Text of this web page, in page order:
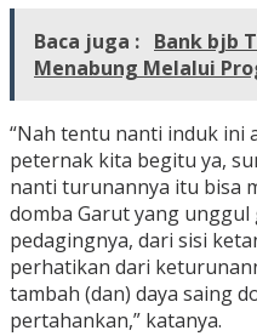
Baca juga : Bank bjb
Menabung Melalui
“Nah tentu nanti induk ini
peternak kita begitu ya,
nanti turunannya itu bisa
domba Garut yang
pedagingnya, dari sisi
perhatikan dari
tambah (dan) daya saing
pertahankan,” katanya.